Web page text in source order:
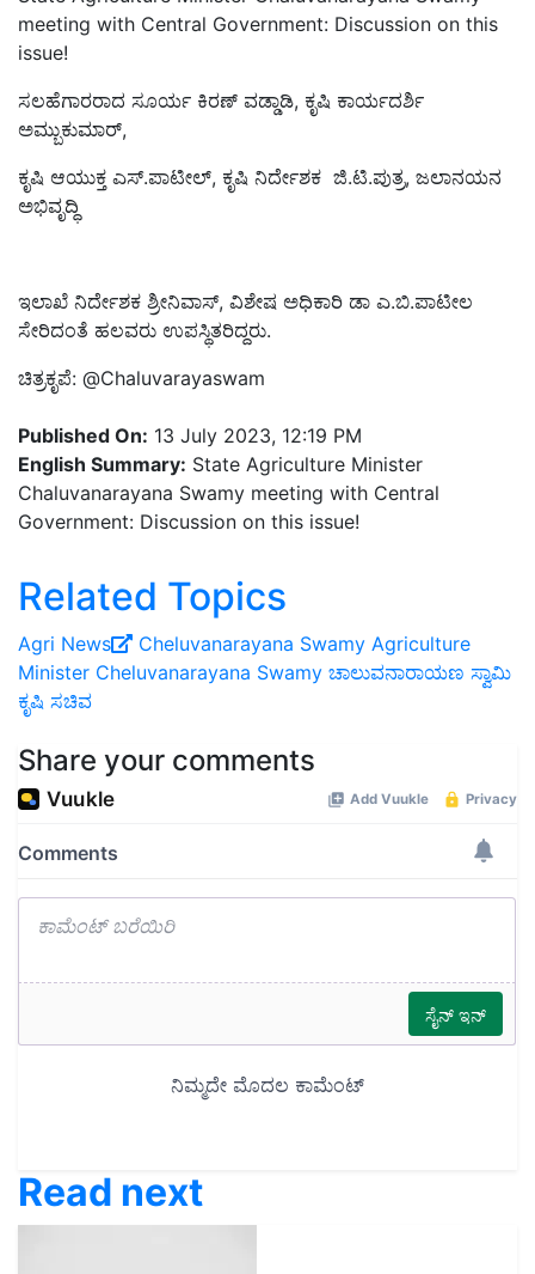
meeting with Central Government: Discussion on this
issue!
ಸಲಹೆಗಾರರಾದ ಸೂರ್ಯ ಕಿರಣ್ ವಡ್ಡಾಡಿ, ಕೃಷಿ ಕಾರ್ಯದರ್ಶಿ
ಅಮ್ಬುಕುಮಾರ್,
ಕೃಷಿ ಆಯುಕ್ತ ಎಸ್‌.ಪಾಟೀಲ್‌, ಕೃಷಿ ನಿರ್ದೇಶಕ ಜಿ.ಟಿ.ಪುತ್ರ, ಜಲಾನಯನ
ಅಭಿವೃದ್ಧಿ
ಇಲಾಖೆ ನಿರ್ದೇಶಕ ಶ್ರೀನಿವಾಸ್, ವಿಶೇಷ ಅಧಿಕಾರಿ ಡಾ ಎ.ಬಿ.ಪಾಟೀಲ
ಸೇರಿದಂತೆ ಹಲವರು ಉಪಸ್ಥಿತರಿದ್ದರು.
ಚಿತ್ರಕೃಪೆ: @Chaluvarayaswam
Published On: 13 July 2023, 12:19 PM
English Summary: State Agriculture Minister
Chaluvanarayana Swamy meeting with Central
Government: Discussion on this issue!
Related Topics
Agri News Cheluvanarayana Swamy Agriculture
Minister Cheluvanarayana Swamy ಚಾಲುವನಾರಾಯಣ ಸ್ವಾಮಿ
ಕೃಷಿ ಸಚಿವ
Share your comments
Read next